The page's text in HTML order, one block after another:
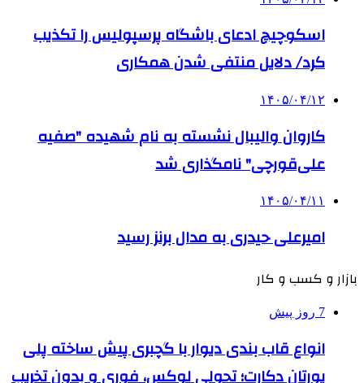
اسکوچیچ ادعای باشگاه پرسپولیس را تکذیب
کرد/ دلایل منتفی شدن همکاری
۱۴۰۵/۰۴/۱۲
کاروان والیبال نشسته به نام شهیده "صفیه
علی‌قورچی" نامگذاری شد
۱۴۰۵/۰۴/۱۱
امیرعلی حیدری به مدال برنز رسید
بازار و کسب و کار
7 روز پیش
انواع قاب بندی دیوار با گچبری پیش ساخته پلی
یورتان دکارت؛ تحولی لوکس، فوری و بدون تخریب